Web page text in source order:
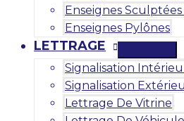
Enseignes
Enseignes Pylônes
LETTRAGE
Signalisation
Signalisation
Lettrage De Vitrine